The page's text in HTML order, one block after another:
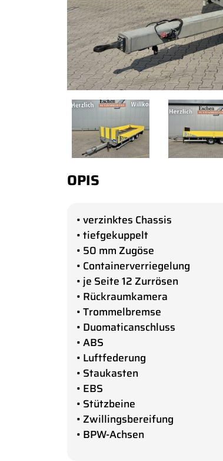
OPIS
• verzinktes Chassis
• tiefgekuppelt
• 50 mm Zugöse
• Containerverriegelung
• je Seite 12 Zurrösen
• Rückraumkamera
• Trommelbremse
• Duomaticanschluss
• ABS
• Luftfederung
• Staukasten
• EBS
• Stützbeine
• Zwillingsbereifung
• BPW-Achsen